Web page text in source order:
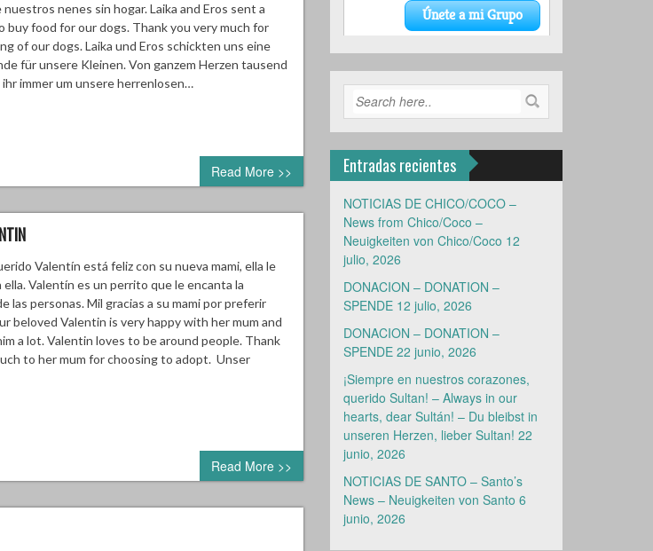
nuestros nenes sin hogar. Laika and Eros sent a
buy food for our dogs. Thank you very much for
of our dogs. Laika und Eros schickten uns eine
für unsere Kleinen. Von ganzem Herzen tausend
ihr immer um unsere herrenlosen…
Read More >>
Valentín está feliz con su nueva mami, ella le
ella. Valentín es un perrito que le encanta la
las personas. Mil gracias a su mami por preferir
beloved Valentin is very happy with her mum and
a lot. Valentin loves to be around people. Thank
to her mum for choosing to adopt. Unser
Read More >>
Entradas recientes
NOTICIAS DE CHICO/COCO –
News from Chico/Coco –
Neuigkeiten von Chico/Coco 12
julio, 2026
DONACION – DONATION –
SPENDE 12 julio, 2026
DONACION – DONATION –
SPENDE 22 junio, 2026
¡Siempre en nuestros corazones,
querido Sultan! – Always in our
hearts, dear Sultán! – Du bleibst in
unseren Herzen, lieber Sultan! 22
junio, 2026
NOTICIAS DE SANTO – Santo’s
News – Neuigkeiten von Santo 6
junio, 2026